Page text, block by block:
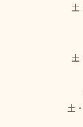
土
土
土